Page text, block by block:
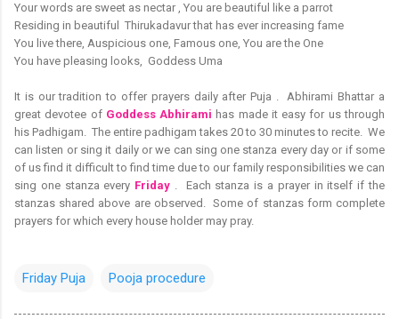
Your words are sweet as nectar , You are beautiful like a parrot
Residing in beautiful Thirukadavur that has ever increasing fame
You live there, Auspicious one, Famous one, You are the One
You have pleasing looks, Goddess Uma
It is our tradition to offer prayers daily after Puja . Abhirami Bhattar a
great devotee of Goddess Abhirami has made it easy for us through
his Padhigam. The entire padhigam takes 20 to 30 minutes to recite. We
can listen or sing it daily or we can sing one stanza every day or if some
of us find it difficult to find time due to our family responsibilities we can
sing one stanza every Friday . Each stanza is a prayer in itself if the
stanzas shared above are observed. Some of stanzas form complete
prayers for which every house holder may pray.
Friday Puja Pooja procedure